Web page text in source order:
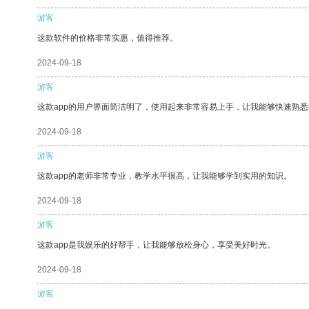
游客
这款软件的价格非常实惠，值得推荐。
2024-09-18
游客
这款app的用户界面简洁明了，使用起来非常容易上手，让我能够快速熟
2024-09-18
游客
这款app的老师非常专业，教学水平很高，让我能够学到实用的知识。
2024-09-18
游客
这款app是我娱乐的好帮手，让我能够放松身心，享受美好时光。
2024-09-18
游客